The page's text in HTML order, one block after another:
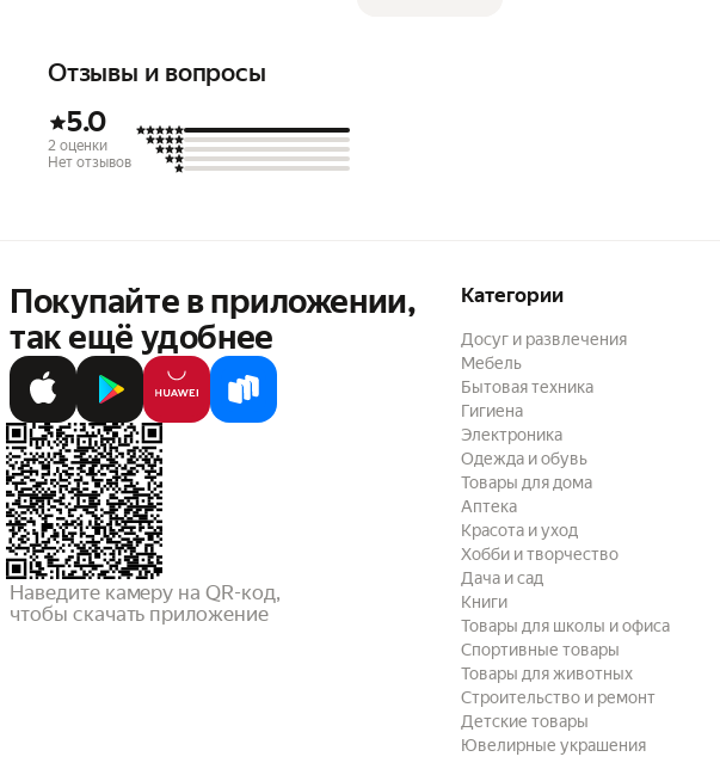
Отзывы и вопросы
5.0
2 оценки
Нет отзывов
Покупайте в приложении,
так ещё удобнее
Наведите камеру на QR-код,
чтобы скачать приложение
Категории
Досуг и развлечения
Мебель
Бытовая техника
Гигиена
Электроника
Одежда и обувь
Товары для дома
Аптека
Красота и уход
Хобби и творчество
Дача и сад
Книги
Товары для школы и офиса
Спортивные товары
Товары для животных
Строительство и ремонт
Детские товары
Ювелирные украшения